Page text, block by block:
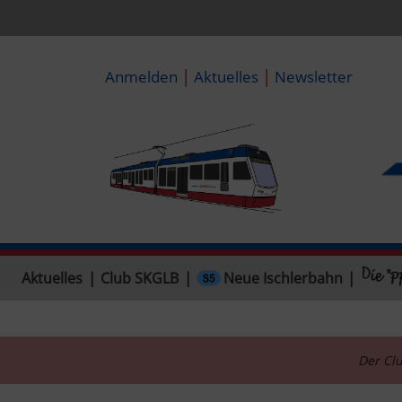
Anmelden | Aktuelles | Newsletter
Aktuelles Club SKGLB Neue Ischlerbahn
Der